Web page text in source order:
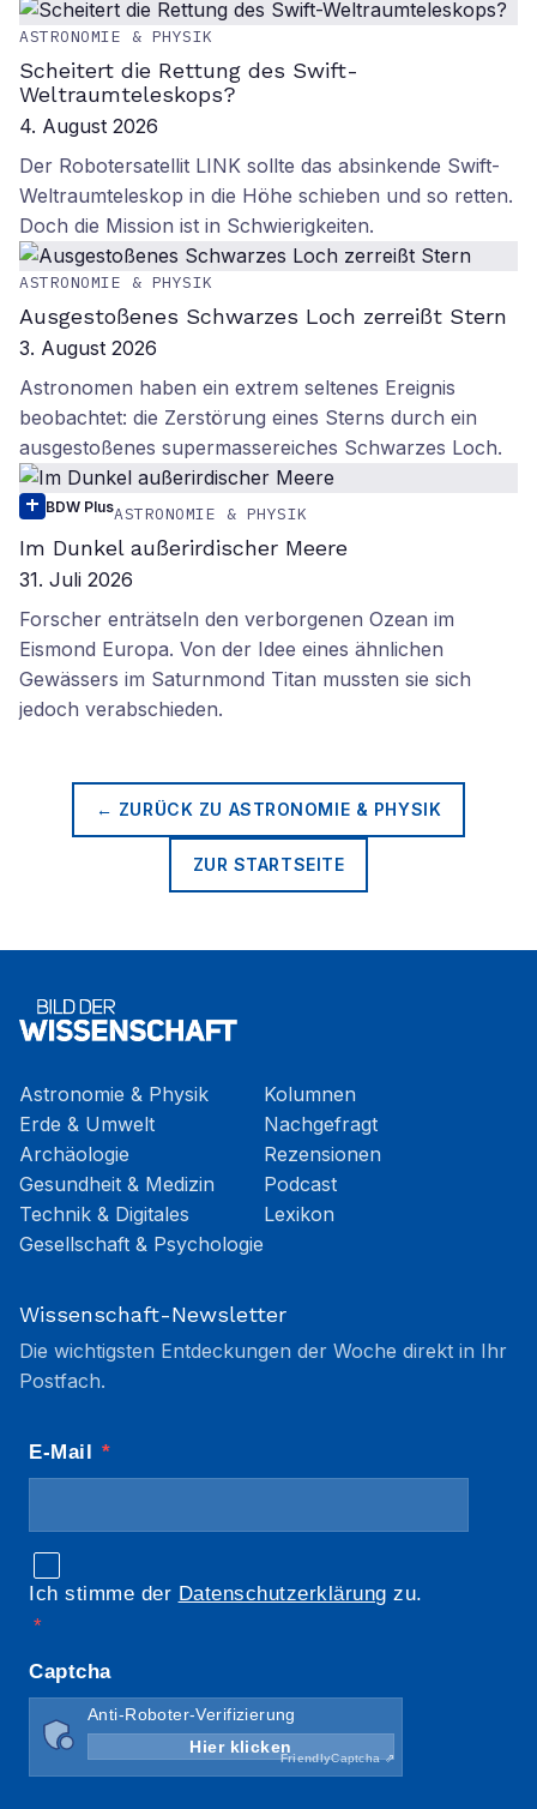
ASTRONOMIE & PHYSIK
Scheitert die Rettung des Swift-
Weltraumteleskops?
4. August 2026
Der Robotersatellit LINK sollte das absinkende Swift-
Weltraumteleskop in die Höhe schieben und so retten.
Doch die Mission ist in Schwierigkeiten.
ASTRONOMIE & PHYSIK
Ausgestoßenes Schwarzes Loch zerreißt Stern
3. August 2026
Astronomen haben ein extrem seltenes Ereignis
beobachtet: die Zerstörung eines Sterns durch ein
ausgestoßenes supermassereiches Schwarzes Loch.
BDW PlusASTRONOMIE & PHYSIK
Im Dunkel außerirdischer Meere
31. Juli 2026
Forscher enträtseln den verborgenen Ozean im
Eismond Europa. Von der Idee eines ähnlichen
Gewässers im Saturnmond Titan mussten sie sich
jedoch verabschieden.
← ZURÜCK ZU ASTRONOMIE & PHYSIK
ZUR STARTSEITE
Astronomie & Physik
Erde & Umwelt
Archäologie
Gesundheit & Medizin
Technik & Digitales
Gesellschaft & Psychologie
Kolumnen
Nachgefragt
Rezensionen
Podcast
Lexikon
Wissenschaft-Newsletter
Die wichtigsten Entdeckungen der Woche direkt in Ihr
Postfach.